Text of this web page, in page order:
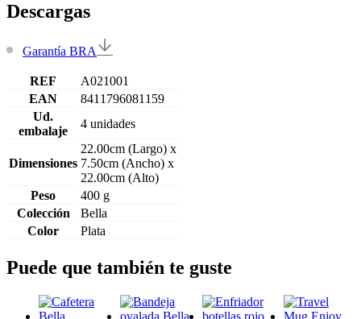
Descargas
Garantía BRA
REF
A021001
EAN
8411796081159
Ud.
embalaje
4 unidades
Dimensiones
22.00cm (Largo) x
7.50cm (Ancho) x
22.00cm (Alto)
Peso
400 g
Colección
Bella
Color
Plata
Puede que también te guste